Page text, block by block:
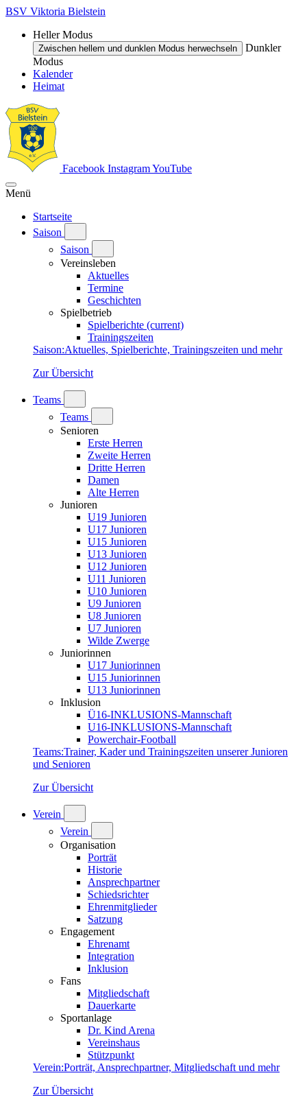
BSV Viktoria Bielstein
Heller Modus
Zwischen hellem und dunklen Modus herwechseln
Dunkler
Modus
Kalender
Heimat
Facebook InstagramYouTube
Menü
Startseite
Saison
Saison
Vereinsleben
Aktuelles
Termine
Geschichten
Spielbetrieb
Spielberichte (current)
Trainingszeiten
Saison:Aktuelles, Spielberichte, Trainingszeiten und mehr
Zur Übersicht
Teams
Teams
Senioren
Erste Herren
Zweite Herren
Dritte Herren
Damen
Alte Herren
Junioren
U19 Junioren
U17 Junioren
U15 Junioren
U13 Junioren
U12 Junioren
U11 Junioren
U10 Junioren
U9 Junioren
U8 Junioren
U7 Junioren
Wilde Zwerge
Juniorinnen
U17 Juniorinnen
U15 Juniorinnen
U13 Juniorinnen
Inklusion
Ü16-INKLUSIONS-Mannschaft
U16-INKLUSIONS-Mannschaft
Powerchair-Football
Teams:Trainer, Kader und Trainingszeiten unserer Junioren
und Senioren
Zur Übersicht
Verein
Verein
Organisation
Porträt
Historie
Ansprechpartner
Schiedsrichter
Ehrenmitglieder
Satzung
Engagement
Ehrenamt
Integration
Inklusion
Fans
Mitgliedschaft
Dauerkarte
Sportanlage
Dr. Kind Arena
Vereinshaus
Stützpunkt
Verein:Porträt, Ansprechpartner, Mitgliedschaft und mehr
Zur Übersicht